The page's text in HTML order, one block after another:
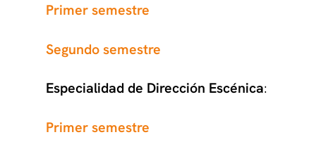
Primer semestre
Segundo semestre
Especialidad de Dirección Escénica:
Primer semestre